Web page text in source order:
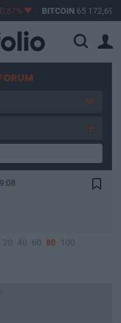
BITCOIN65 172,69
20 40 60 80 100